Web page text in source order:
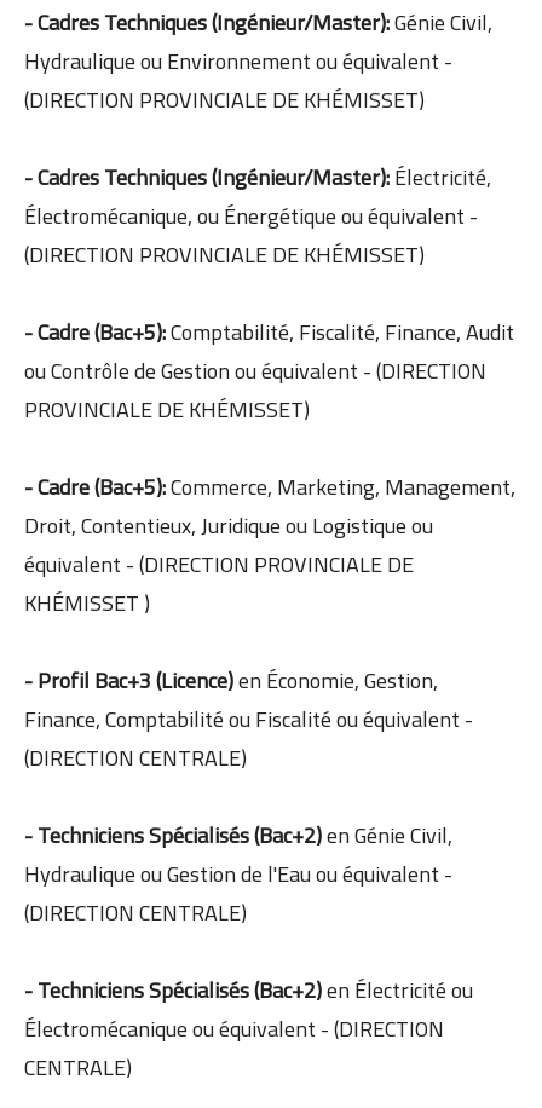
- Cadres Techniques (Ingénieur/Master):Génie Civil,
Hydraulique ou Environnement ou équivalent -
(DIRECTION PROVINCIALE DE KHÉMISSET)
- Cadres Techniques (Ingénieur/Master):Électricité,
Électromécanique, ou Énergétique ou équivalent -
(DIRECTION PROVINCIALE DE KHÉMISSET)
- Cadre (Bac+5):Comptabilité, Fiscalité, Finance, Audit
ou Contrôle de Gestion ou équivalent - (DIRECTION
PROVINCIALE DE KHÉMISSET)
- Cadre (Bac+5):Commerce, Marketing, Management,
Droit, Contentieux, Juridique ou Logistique ou
équivalent - (DIRECTION PROVINCIALE DE
KHÉMISSET )
- Profil Bac+3 (Licence)en Économie, Gestion,
Finance, Comptabilité ou Fiscalité ou équivalent -
(DIRECTION CENTRALE)
- Techniciens Spécialisés (Bac+2)en Génie Civil,
Hydraulique ou Gestion de l'Eau ou équivalent -
(DIRECTION CENTRALE)
- Techniciens Spécialisés (Bac+2)en Électricité ou
Électromécanique ou équivalent - (DIRECTION
CENTRALE)